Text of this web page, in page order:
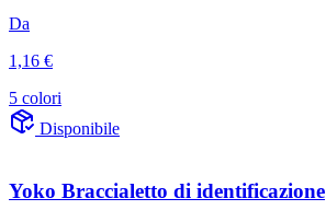
Da
1,16 €
5 colori
Disponibile
Yoko Braccialetto di identificazione